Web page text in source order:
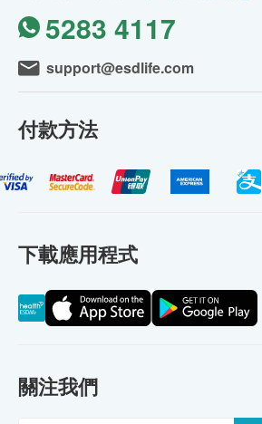
5283 4117
support@esdlife.com
付款方法
下載應用程式
關注我們